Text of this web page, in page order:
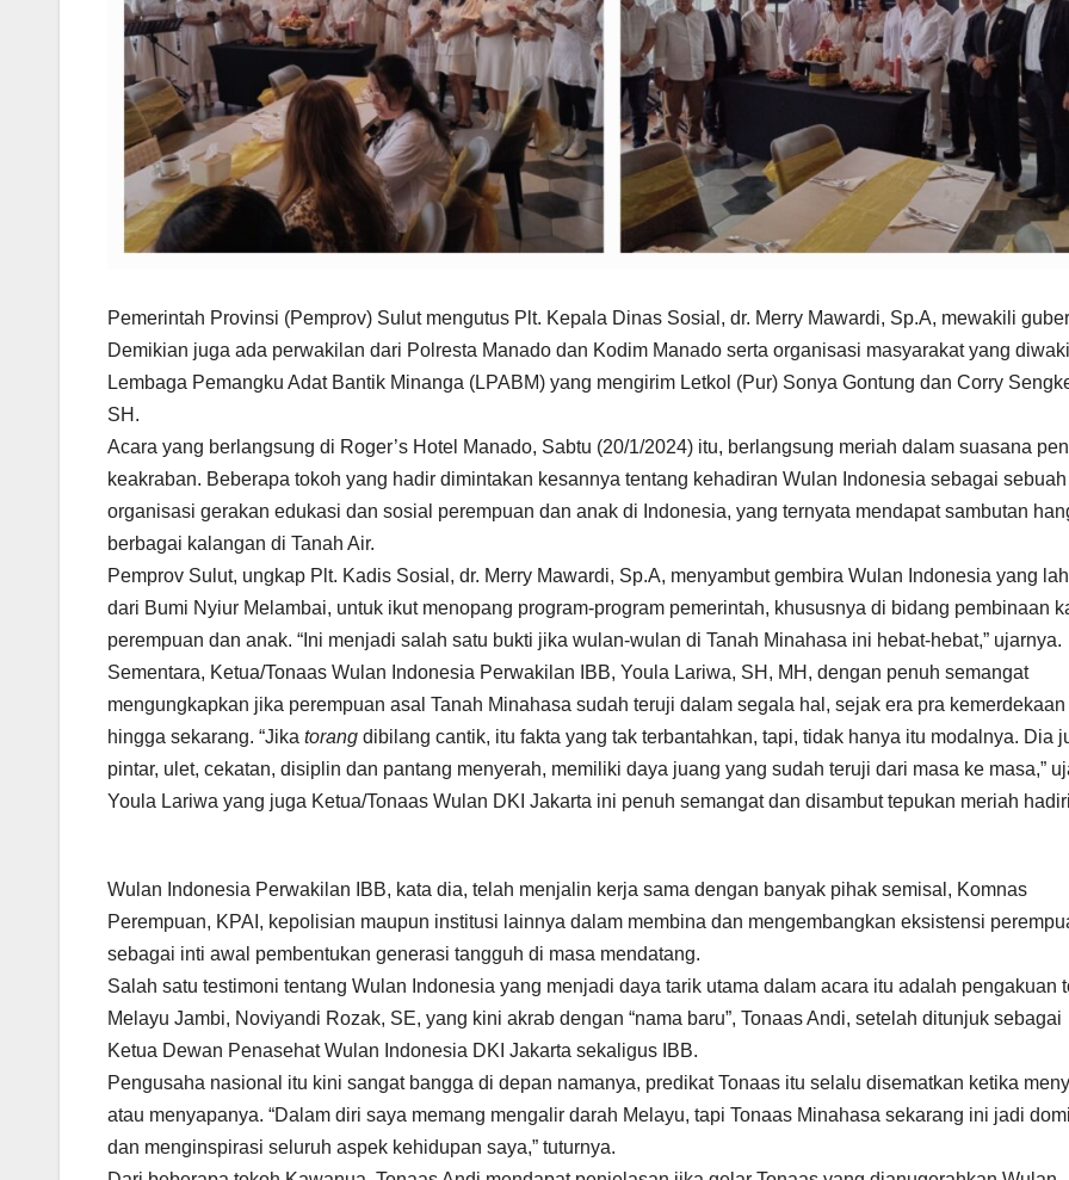
Pemerintah Provinsi (Pemprov) Sulut mengutus Plt. Kepala Dinas Sosial, dr. Merry Mawardi, Sp.A, mewakili
Demikian juga ada perwakilan dari Polresta Manado dan Kodim Manado serta organisasi masyarakat yang
Lembaga Pemangku Adat Bantik Minanga (LPABM) yang mengirim Letkol (Pur) Sonya Gontung dan Corry
SH.
Acara yang berlangsung di Roger’s Hotel Manado, Sabtu (20/1/2024) itu, berlangsung meriah dalam suasana
keakraban. Beberapa tokoh yang hadir dimintakan kesannya tentang kehadiran Wulan Indonesia sebagai sebuah
organisasi gerakan edukasi dan sosial perempuan dan anak di Indonesia, yang ternyata mendapat sambutan
berbagai kalangan di Tanah Air.
Pemprov Sulut, ungkap Plt. Kadis Sosial, dr. Merry Mawardi, Sp.A, menyambut gembira Wulan Indonesia yang
dari Bumi Nyiur Melambai, untuk ikut menopang program-program pemerintah, khususnya di bidang pembinaan
perempuan dan anak. “Ini menjadi salah satu bukti jika wulan-wulan di Tanah Minahasa ini hebat-hebat,” ujarnya.
Sementara, Ketua/Tonaas Wulan Indonesia Perwakilan IBB, Youla Lariwa, SH, MH, dengan penuh semangat
mengungkapkan jika perempuan asal Tanah Minahasa sudah teruji dalam segala hal, sejak era pra kemerdekaan
hingga sekarang. “Jika torang dibilang cantik, itu fakta yang tak terbantahkan, tapi, tidak hanya itu modalnya. Dia
pintar, ulet, cekatan, disiplin dan pantang menyerah, memiliki daya juang yang sudah teruji dari masa ke masa,”
Youla Lariwa yang juga Ketua/Tonaas Wulan DKI Jakarta ini penuh semangat dan disambut tepukan meriah
Wulan Indonesia Perwakilan IBB, kata dia, telah menjalin kerja sama dengan banyak pihak semisal, Komnas
Perempuan, KPAI, kepolisian maupun institusi lainnya dalam membina dan mengembangkan eksistensi
sebagai inti awal pembentukan generasi tangguh di masa mendatang.
Salah satu testimoni tentang Wulan Indonesia yang menjadi daya tarik utama dalam acara itu adalah pengakuan
Melayu Jambi, Noviyandi Rozak, SE, yang kini akrab dengan “nama baru”, Tonaas Andi, setelah ditunjuk sebagai
Ketua Dewan Penasehat Wulan Indonesia DKI Jakarta sekaligus IBB.
Pengusaha nasional itu kini sangat bangga di depan namanya, predikat Tonaas itu selalu disematkan ketika
atau menyapanya. “Dalam diri saya memang mengalir darah Melayu, tapi Tonaas Minahasa sekarang ini jadi
dan menginspirasi seluruh aspek kehidupan saya,” tuturnya.